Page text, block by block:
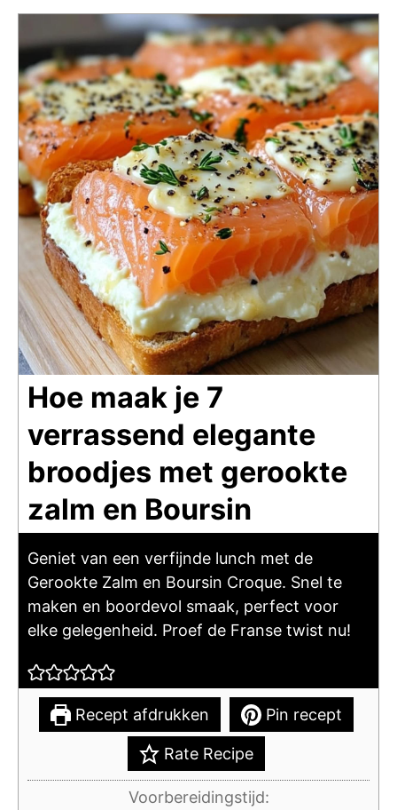
Hoe maak je 7
verrassend elegante
broodjes met gerookte
zalm en Boursin
Geniet van een verfijnde lunch met de
Gerookte Zalm en Boursin Croque. Snel te
maken en boordevol smaak, perfect voor
elke gelegenheid. Proef de Franse twist nu!
Recept afdrukken Pin recept
Rate Recipe
Voorbereidingstijd: